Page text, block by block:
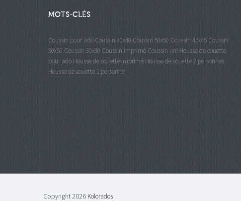
MOTS-CLÉS
Coussin pour adoCoussin 40x40 Coussin 50x50 Coussin 45x45Coussin
30x50 Coussin 30x30 Coussin impriméCoussin uni Housse de couette
pour adoHousse de couette imprimé Housse de couette 2 personnes
Housse de couette 1 personne
Copyright 2026 Kolorados